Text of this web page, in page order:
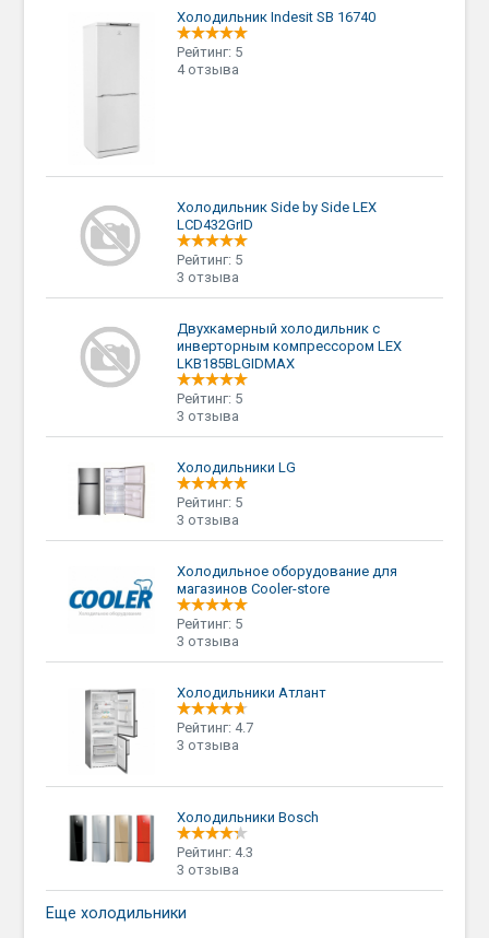
Холодильник Indesit SB 16740
Рейтинг: 5
4 отзыва
Холодильник Side by Side LEX
LCD432GrID
Рейтинг: 5
3 отзыва
Двухкамерный холодильник с
инверторным компрессором LEX
LKB185BLGIDMAX
Рейтинг: 5
3 отзыва
Холодильники LG
Рейтинг: 5
3 отзыва
Холодильное оборудование для
магазинов Cooler-store
Рейтинг: 5
3 отзыва
Холодильники Атлант
Рейтинг: 4.7
3 отзыва
Холодильники Bosch
Рейтинг: 4.3
3 отзыва
Еще холодильники